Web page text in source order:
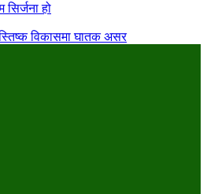
हो
विकासमा घातक असर